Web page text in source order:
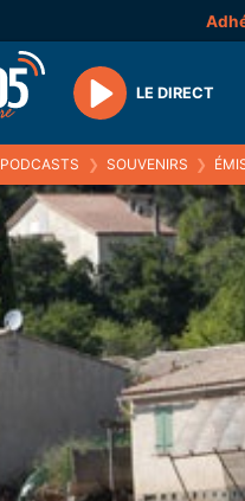
Play
LE DIRECT
PODCASTS ❯ SOUVENIRS ❯